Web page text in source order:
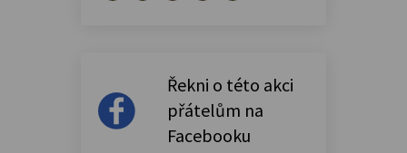
Řekni o této akci
přátelům na
Facebooku